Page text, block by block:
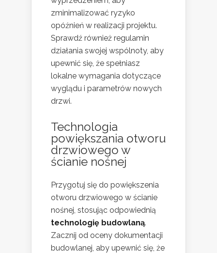
zminimalizować ryzyko
opóźnień w realizacji projektu.
Sprawdź również regulamin
działania swojej wspólnoty, aby
upewnić się, że spełniasz
lokalne wymagania dotyczące
wyglądu i parametrów nowych
drzwi.
Technologia
powiększania otworu
drzwiowego w
ścianie nośnej
Przygotuj się do powiększenia
otworu drzwiowego w ścianie
nośnej, stosując odpowiednią
technologię budowlaną.
Zacznij od oceny dokumentacji
budowlanej, aby upewnić się, że